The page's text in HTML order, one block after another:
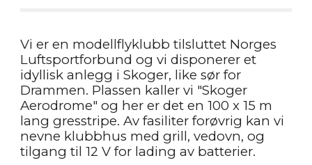
Vi er en modellflyklubb tilsluttet Norges
Luftsportforbund og vi disponerer et
idyllisk anlegg i Skoger, like sør for
Drammen. Plassen kaller vi "Skoger
Aerodrome" og her er det en 100 x 15 m
lang gresstripe. Av fasiliter forøvrig kan vi
nevne klubbhus med grill, vedovn, og
tilgang til 12 V for lading av batterier.